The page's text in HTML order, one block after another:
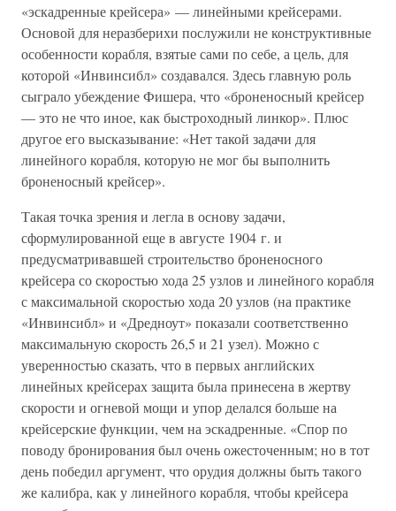
«эскадренные крейсера» — линейными крейсерами.
Основой для неразберихи послужили не конструктивные
особенности корабля, взятые сами по себе, а цель, для
которой «Инвинсибл» создавался. Здесь главную роль
сыграло убеждение Фишера, что «броненосный крейсер
— это не что иное, как быстроходный линкор». Плюс
другое его высказывание: «Нет такой задачи для
линейного корабля, которую не мог бы выполнить
броненосный крейсер».
Такая точка зрения и легла в основу задачи,
сформулированной еще в августе 1904 г. и
предусматривавшей строительство броненосного
крейсера со скоростью хода 25 узлов и линейного корабля
с максимальной скоростью хода 20 узлов (на практике
«Инвинсибл» и «Дредноут» показали соответственно
максимальную скорость 26,5 и 21 узел). Можно с
уверенностью сказать, что в первых английских
линейных крейсерах защита была принесена в жертву
скорости и огневой мощи и упор делался больше на
крейсерские функции, чем на эскадренные. «Спор по
поводу бронирования был очень ожесточенным; но в тот
день победил аргумент, что орудия должны быть такого
же калибра, как у линейного корабля, чтобы крейсера